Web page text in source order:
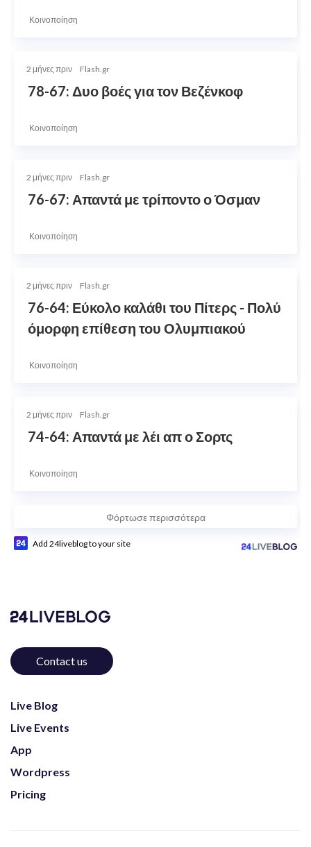
Κοινοποίηση
2 μήνες πριν Flash.gr
78-67: Δυο βοές για τον Βεζένκοφ
Κοινοποίηση
2 μήνες πριν Flash.gr
76-67: Απαντά με τρίποντο ο Όσμαν
Κοινοποίηση
2 μήνες πριν Flash.gr
76-64: Εύκολο καλάθι του Πίτερς - Πολύ
όμορφη επίθεση του Ολυμπιακού
Κοινοποίηση
2 μήνες πριν Flash.gr
74-64: Απαντά με λέι απ ο Σορτς
Κοινοποίηση
Φόρτωσε περισσότερα
Add 24liveblog to your site
Contact us
Live Blog
Live Events
App
Wordpress
Pricing